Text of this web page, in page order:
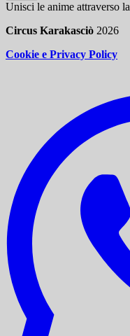
Unisci le anime attraverso
Circus Karakasciò 2026
Cookie e Privacy Policy